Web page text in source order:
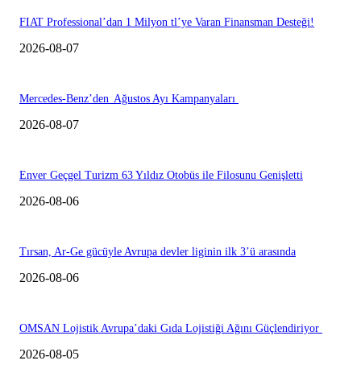
FIAT Professional’dan 1 Milyon tl’ye Varan Finansman Desteği!
2026-08-07
Mercedes-Benz’den Ağustos Ayı Kampanyaları
2026-08-07
Enver Geçgel Turizm 63 Yıldız Otobüs ile Filosunu Genişletti
2026-08-06
Tırsan, Ar-Ge gücüyle Avrupa devler liginin ilk 3’ü arasında
2026-08-06
OMSAN Lojistik Avrupa’daki Gıda Lojistiği Ağını Güçlendiriyor
2026-08-05